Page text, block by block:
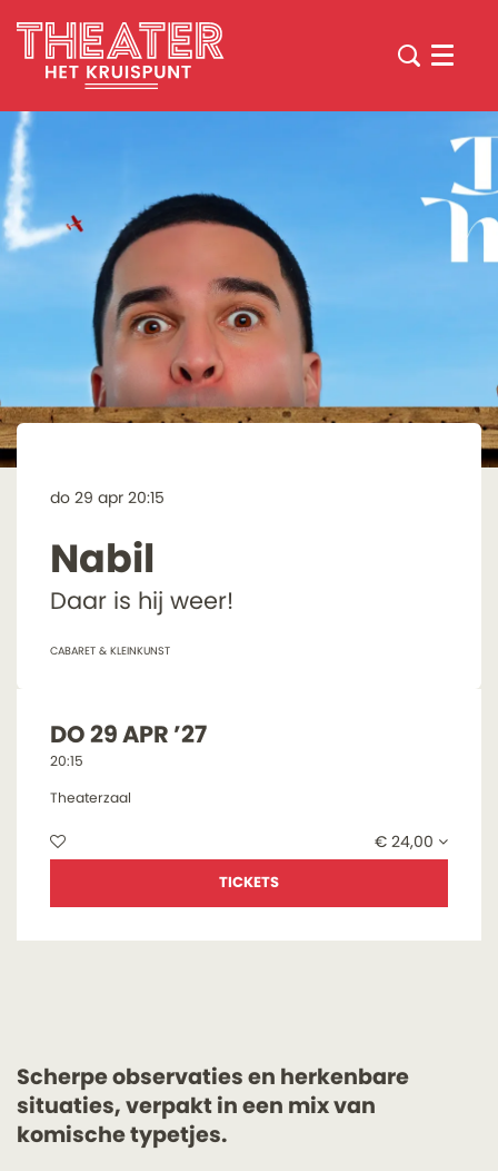
Menu
Nabil
Daar is hij weer!
do 29 apr 20:15
CABARET & KLEINKUNST
DO 29 APR ’27
20:15
Theaterzaal
€ 24,00
TICKETS
Scherpe observaties en herkenbare
situaties, verpakt in een mix van
komische typetjes.